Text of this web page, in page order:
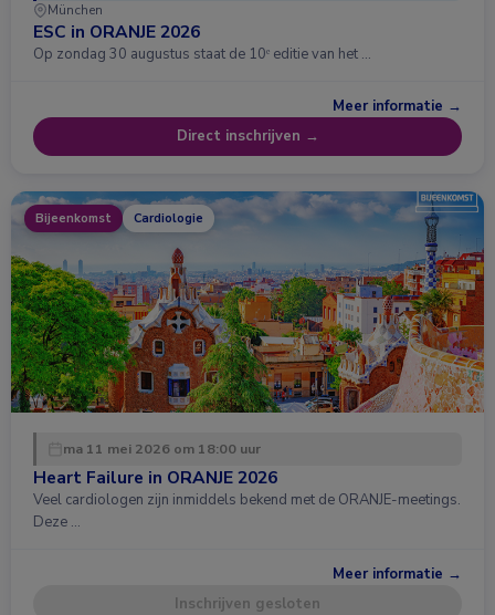
München
ESC in ORANJE 2026
Op zondag 30 augustus staat de 10ᵉ editie van het …
Meer informatie →
Direct inschrijven →
Bijeenkomst Cardiologie
ma 11 mei 2026 om 18:00 uur
Heart Failure in ORANJE 2026
Veel cardiologen zijn inmiddels bekend met de ORANJE-meetings.
Deze …
Meer informatie →
Inschrijven gesloten